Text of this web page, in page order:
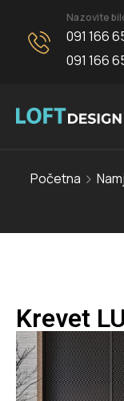
Nazovite
091 166
091 166
Početna
Krevet